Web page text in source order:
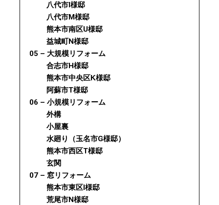
八代市I様邸
八代市M様邸
熊本市南区U様邸
益城町N様邸
05 – 大規模リフォーム
合志市H様邸
熊本市中央区K様邸
阿蘇市T様邸
06 – 小規模リフォーム
外構
小屋裏
水廻り（玉名市G様邸）
熊本市西区T様邸
玄関
07 – 窓リフォーム
熊本市東区I様邸
荒尾市N様邸